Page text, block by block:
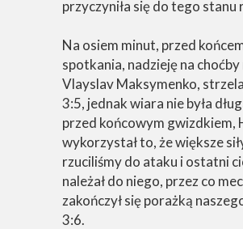
przyczyniła się do tego stanu
Na osiem minut, przed
spotkania, nadzieję na choćby
Vlayslav Maksymenko,
3:5, jednak wiara nie była
przed końcowym gwizdkiem,
wykorzystał to, że większe
rzuciliśmy do ataku i ostatni
należał do niego, przez co
zakończył się porażką
3:6.